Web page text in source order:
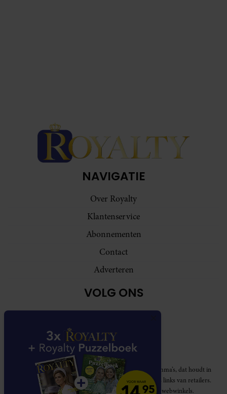
NAVIGATIE
Over Royalty
Klantenservice
Abonnementen
Contact
Adverteren
VOLG ONS
Royalty participeert in diverse affiliate marketing programma’s, dat houdt in
dat Royalty commissies ontvangt voor aankopen middels links van retailers.
Deze website wordt niet gesponsord door de genoemde webwinkels.